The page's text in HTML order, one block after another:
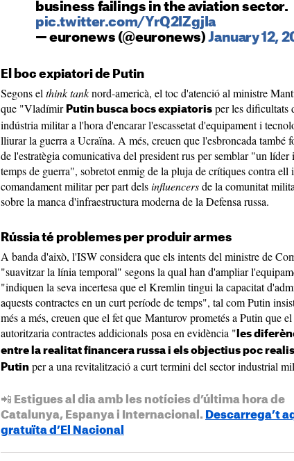
business failings in the aviation sector.
pic.twitter.com/YrQ2IZgjIa
— euronews (@euronews)January 12,
El boc expiatori de Putin
Segons el think tanknord-americà, el toc d'atenció al ministre
que "Vladímir Putin busca bocs expiatoris per les dificultats
indústria militar a l'hora d'encarar l'escassetat d'equipament i
lliurar la guerra a Ucraïna. A més, creuen que l'esbroncada també
de l'estratègia comunicativa del president rus per semblar "un líder
temps de guerra", sobretot enmig de la pluja de crítiques contra ell
comandament militar per part delsinfluencersde la comunitat
sobre la manca d'infraestructura moderna de la Defensa russa.
Rússia té problemes per produir armes
A banda d'això, l'ISW considera que els intents del ministre de
"suavitzar la línia temporal" segons la qual han d'ampliar
"indiquen la seva incertesa que el Kremlin tingui la capacitat
aquests contractes en un curt període de temps", tal com Putin
més a més, creuen que el fet que Manturov prometés a Putin que
autoritzaria contractes addicionals posa en evidència " les
entre la realitat financera russa i els objectius poc
Putin per a una revitalització a curt termini del sector industrial
📲 Estigues al dia amb les notícies d’última hora de
Catalunya, Espanya i Internacional. Descarrega’t
gratuïta d’El Nacional